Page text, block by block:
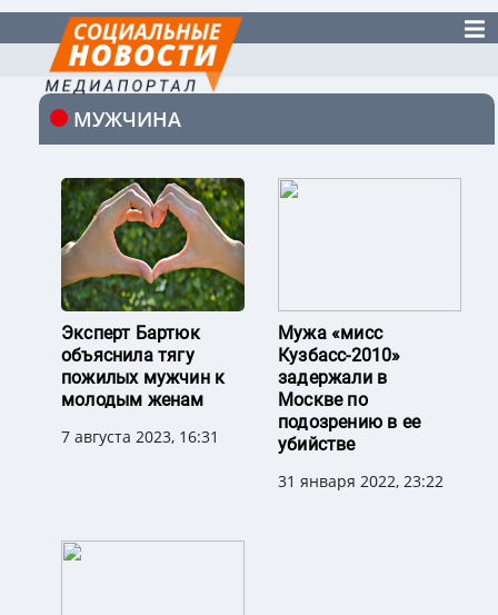
МУЖЧИНА
Эксперт Бартюк
объяснила тягу
пожилых мужчин к
молодым женам
7 августа 2023, 16:31
Мужа «мисс
Кузбасс-2010»
задержали в
Москве по
подозрению в ее
убийстве
31 января 2022, 23:22